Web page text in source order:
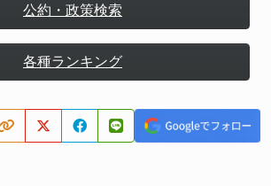
公約・政策検索
各種ランキング